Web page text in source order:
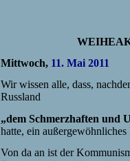
Mittwoch, 11. Mai 2011
Wir wissen alle, dass,
Russland
„dem Schmerzhaften und
hatte, ein
Von da an ist der